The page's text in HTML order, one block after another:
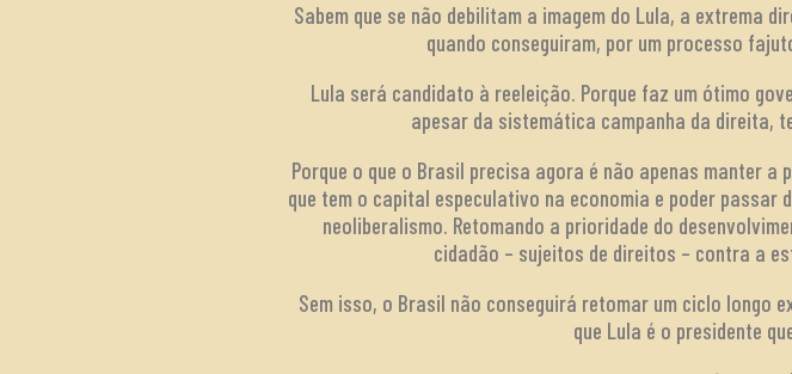
Sabem que se não debilitam a imagem do Lula, a extrema
quando conseguiram, por um processo
Lula será candidato à reeleição. Porque faz um ótimo
apesar da sistemática campanha da direita,
Porque o que o Brasil precisa agora é não apenas manter
que tem o capital especulativo na economia e poder
neoliberalismo. Retomando a prioridade do
cidadão – sujeitos de direitos – contra a
Sem isso, o Brasil não conseguirá retomar um ciclo longo
que Lula é o presidente